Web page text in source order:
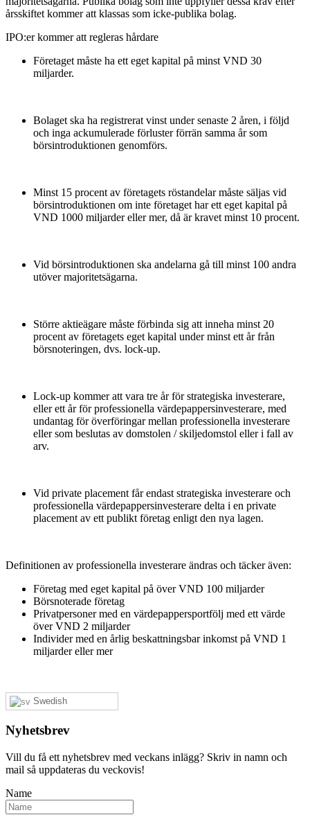
årsskiftet kommer att klassas som icke-publika bolag.
IPO:er kommer att regleras hårdare
Företaget måste ha ett eget kapital på minst VND 30
miljarder.
Bolaget ska ha registrerat vinst under senaste 2 åren, i följd
och inga ackumulerade förluster förrän samma år som
börsintroduktionen genomförs.
Minst 15 procent av företagets röstandelar måste säljas vid
börsintroduktionen om inte företaget har ett eget kapital på
VND 1000 miljarder eller mer, då är kravet minst 10 procent.
Vid börsintroduktionen ska andelarna gå till minst 100 andra
utöver majoritetsägarna.
Större aktieägare måste förbinda sig att inneha minst 20
procent av företagets eget kapital under minst ett år från
börsnoteringen, dvs. lock-up.
Lock-up kommer att vara tre år för strategiska investerare,
eller ett år för professionella värdepappersinvesterare, med
undantag för överföringar mellan professionella investerare
eller som beslutas av domstolen / skiljedomstol eller i fall av
arv.
Vid private placement får endast strategiska investerare och
professionella värdepappersinvesterare delta i en private
placement av ett publikt företag enligt den nya lagen.
Definitionen av professionella investerare ändras och täcker även:
Företag med eget kapital på över VND 100 miljarder
Börsnoterade företag
Privatpersoner med en värdepappersportfölj med ett värde
över VND 2 miljarder
Individer med en årlig beskattningsbar inkomst på VND 1
miljarder eller mer
Swedish
Nyhetsbrev
Vill du få ett nyhetsbrev med veckans inlägg? Skriv in namn och
mail så uppdateras du veckovis!
Name